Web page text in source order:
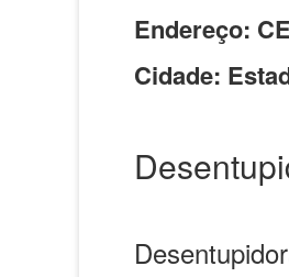
Endereço:
Cidade: